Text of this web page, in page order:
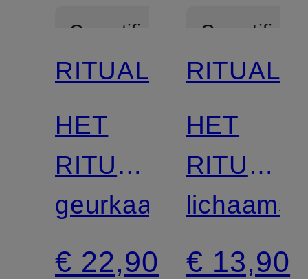
Gecertificeerd
RITUALS
HET
RITUEEL
VAN
SAKURA
geurkaars
€ 22,90
RITUALS
HET
RITUEEL
VAN
SAKURA
€ 13,90